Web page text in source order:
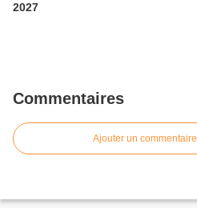
2027
Commentaires
Ajouter un commentaire